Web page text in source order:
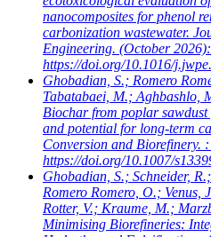
nanocomposites for phenol
carbonization wastewater.
Engineering. (October
https://doi.org/10.1016/
Ghobadian, S.; Romero
Tabatabaei, M.; Aghbashlo,
Biochar from poplar
and potential for long-term
Conversion and Biorefinery.
https://doi.org/10.1007/
Ghobadian, S.; Schneider,
Romero Romero, O.;
Rotter, V.; Kraume, M.;
Minimising Biorefineries: